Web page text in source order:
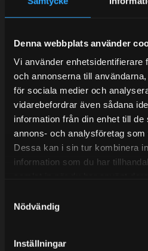
Denna webbplats använder
Vi använder enhetsidentifierare
och annonserna till
för sociala medier och
vidarebefordrar även sådana
information från din enhet till
annons- och analysföretag
Dessa kan i sin tur kombinera
information som du har
Nödvändig
Inställningar
E-post:
BLOGG
KUNSKAPSCENTER
KUNDTJÄNST